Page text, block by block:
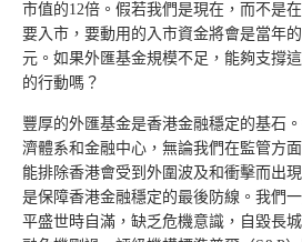
市值的12倍。假若我們是現在，而不是
要入市，要動用的入市資金將會是當年
元。如果外匯基金規模不足，能夠支撐
的行動嗎？
豐厚的外匯基金是香港金融穩定的基石
濟體系和金融中心，無論我們在監管方
能排除香港會受到外圍波及和衝擊而出
是保障香港金融穩定的最後防線。我們
平盛世時自滿，缺乏危機意識，自毀長